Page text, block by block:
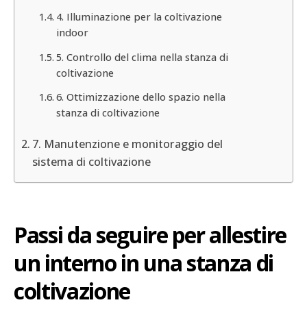
4. Illuminazione per la coltivazione
indoor
5. Controllo del clima nella stanza di
coltivazione
6. Ottimizzazione dello spazio nella
stanza di coltivazione
7. Manutenzione e monitoraggio del
sistema di coltivazione
Passi da seguire per allestire
un interno in una stanza di
coltivazione